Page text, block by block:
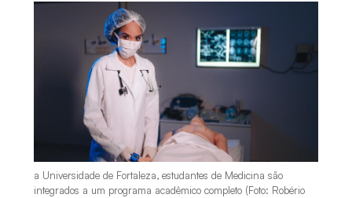
a Universidade de Fortaleza, estudantes de Medicina são
integrados a um programa acadêmico completo (Foto: Robério